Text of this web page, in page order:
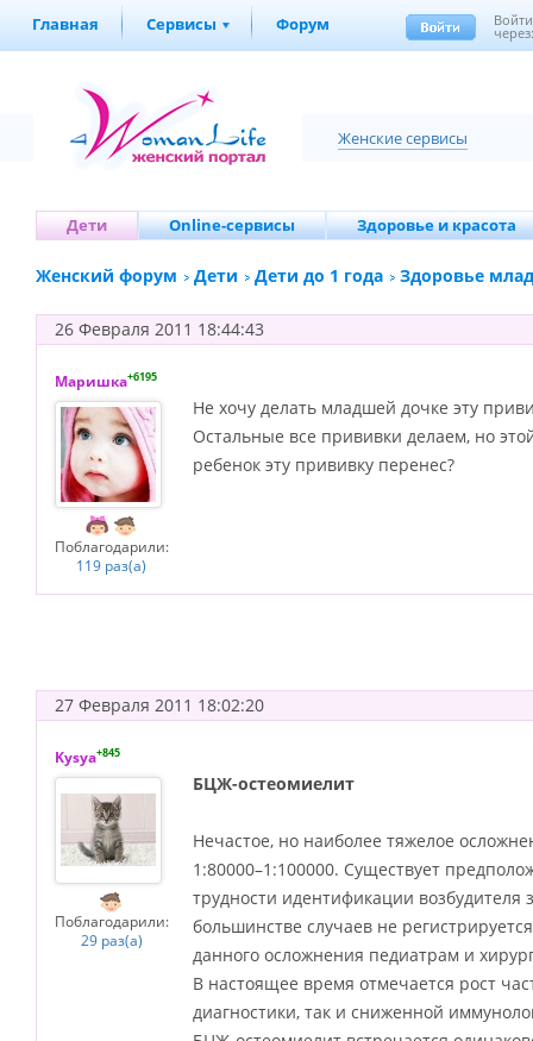
Главная Сервисы Форум Войти
Женские сервисы
Дети Online-сервисы Здоровье и красота
Женский форум Дети Дети до 1 года Здоровье
26 Февраля 2011 18:44:43
Маришка+6195
Поблагодарили:
119 раз(а)
Не хочу делать младшей дочке эту
Остальные все прививки делаем, но
ребенок эту прививку перенес?
27 Февраля 2011 18:02:20
Kysya+845
Поблагодарили:
29 раз(а)
БЦЖ-остеомиелит
Нечастое, но наиболее тяжелое
1:80000–1:100000. Существует
трудности идентификации
большинстве случаев не
данного осложнения педиатрам и
В настоящее время отмечается рост
диагностики, так и сниженной